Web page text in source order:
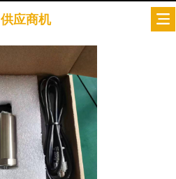
供应商机